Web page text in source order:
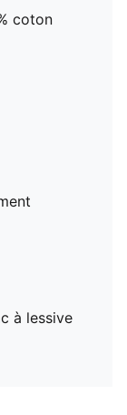
coton
à lessive